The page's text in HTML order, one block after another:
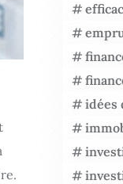
idées